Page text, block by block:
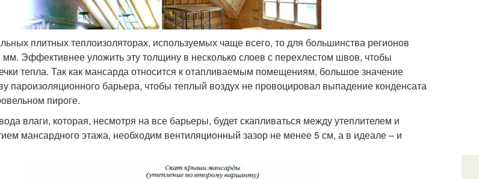
плитных теплоизоляторах, используемых чаще всего, то для большинства регионов
мм. Эффективнее уложить эту толщину в несколько слоев с перехлестом швов, чтобы
тепла. Так как мансарда относится к отапливаемым помещениям, большое значение
пароизоляционного барьера, чтобы теплый воздух не провоцировал выпадение конденсата
пироге.
влаги, которая, несмотря на все барьеры, будет скапливаться между утеплителем и
мансардного этажа, необходим вентиляционный зазор не менее 5 см, а в идеале – и